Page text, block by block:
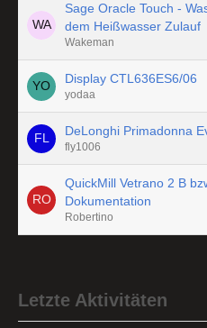
Sage Oracle Touch -
dem Heißwasser Zulauf
Wakeman
Display CTL636ES6/06
yodaa
DeLonghi Primadonna
fly1006
QuickMill Vetrano 2 B
Dokumentation
Robertino
Letzte Aktivitäten